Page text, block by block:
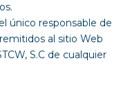
único responsable de
al sitio Web
S.C de cualquier